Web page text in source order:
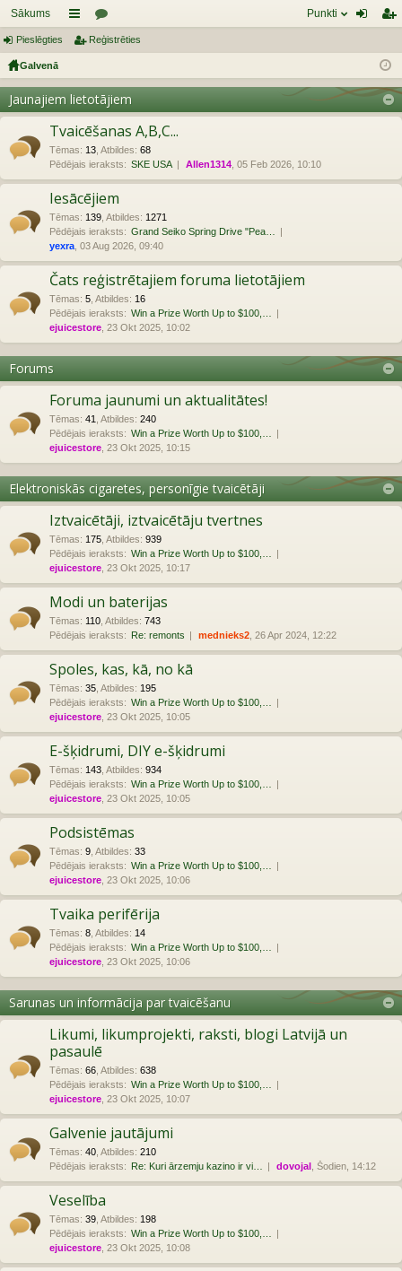
Sākums
aī
es
or
mi
Punkti
ēg
ist
rēt
Pieslēgties Reģistrēties
Galvenā
Jaunajiem lietotājiem
Tvaicēšanas A,B,C...
Tēmas: 13 Atbildes: 68
Pēdējais ieraksts: SKE USA Allen1314 , 05 Feb 2026, 10:10
Iesācējiem
Tēmas: 139 Atbildes: 1271
Pēdējais ieraksts: Grand Seiko Spring Drive "Pea…
yexra , 03 Aug 2026, 09:40
Čats reģistrētajiem foruma lietotājiem
Tēmas: 5 Atbildes: 16
Pēdējais ieraksts: Win a Prize Worth Up to $100,…
ejuicestore , 23 Okt 2025, 10:02
Forums
Foruma jaunumi un aktualitātes!
Tēmas: 41 Atbildes: 240
Pēdējais ieraksts: Win a Prize Worth Up to $100,…
ejuicestore , 23 Okt 2025, 10:15
Elektroniskās cigaretes, personīgie tvaicētāji
Iztvaicētāji, iztvaicētāju tvertnes
Tēmas: 175 Atbildes: 939
Pēdējais ieraksts: Win a Prize Worth Up to $100,…
ejuicestore , 23 Okt 2025, 10:17
Modi un baterijas
Tēmas: 110 Atbildes: 743
Pēdējais ieraksts: Re: remonts mednieks2 , 26 Apr 2024, 12:22
Spoles, kas, kā, no kā
Tēmas: 35 Atbildes: 195
Pēdējais ieraksts: Win a Prize Worth Up to $100,…
ejuicestore , 23 Okt 2025, 10:05
E-šķidrumi, DIY e-šķidrumi
Tēmas: 143 Atbildes: 934
Pēdējais ieraksts: Win a Prize Worth Up to $100,…
ejuicestore , 23 Okt 2025, 10:05
Podsistēmas
Tēmas: 9 Atbildes: 33
Pēdējais ieraksts: Win a Prize Worth Up to $100,…
ejuicestore , 23 Okt 2025, 10:06
Tvaika perifērija
Tēmas: 8 Atbildes: 14
Pēdējais ieraksts: Win a Prize Worth Up to $100,…
ejuicestore , 23 Okt 2025, 10:06
Sarunas un informācija par tvaicēšanu
Likumi, likumprojekti, raksti, blogi Latvijā un
pasaulē
Tēmas: 66 Atbildes: 638
Pēdējais ieraksts: Win a Prize Worth Up to $100,…
ejuicestore , 23 Okt 2025, 10:07
Galvenie jautājumi
Tēmas: 40 Atbildes: 210
Pēdējais ieraksts: Re: Kuri ārzemju kazino ir vi… dovojal , Šodien, 14:12
Veselība
Tēmas: 39 Atbildes: 198
Pēdējais ieraksts: Win a Prize Worth Up to $100,…
ejuicestore , 23 Okt 2025, 10:08